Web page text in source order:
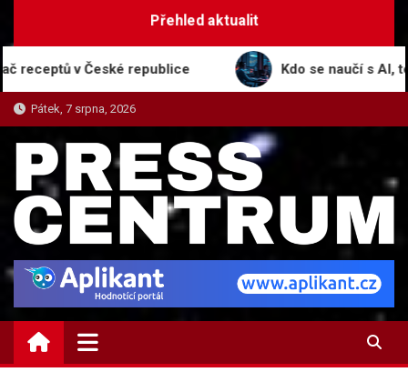
Přehled aktualit
v České republice Kdo se naučí s AI, ten
Pátek, 7 srpna, 2026
PRESS-CENTRUM.CZ
Magazín informací a tiskových zpráv